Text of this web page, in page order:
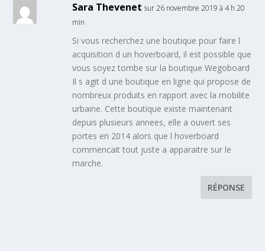
Sara Thevenet sur 26 novembre 2019 à 4 h 20
min
Si vous recherchez une boutique pour faire l
acquisition d un hoverboard, il est possible que
vous soyez tombe sur la boutique Wegoboard
Il s agit d une boutique en ligne qui propose de
nombreux produits en rapport avec la mobilite
urbaine. Cette boutique existe maintenant
depuis plusieurs annees, elle a ouvert ses
portes en 2014 alors que l hoverboard
commencait tout juste a apparaitre sur le
marche.
RÉPONSE